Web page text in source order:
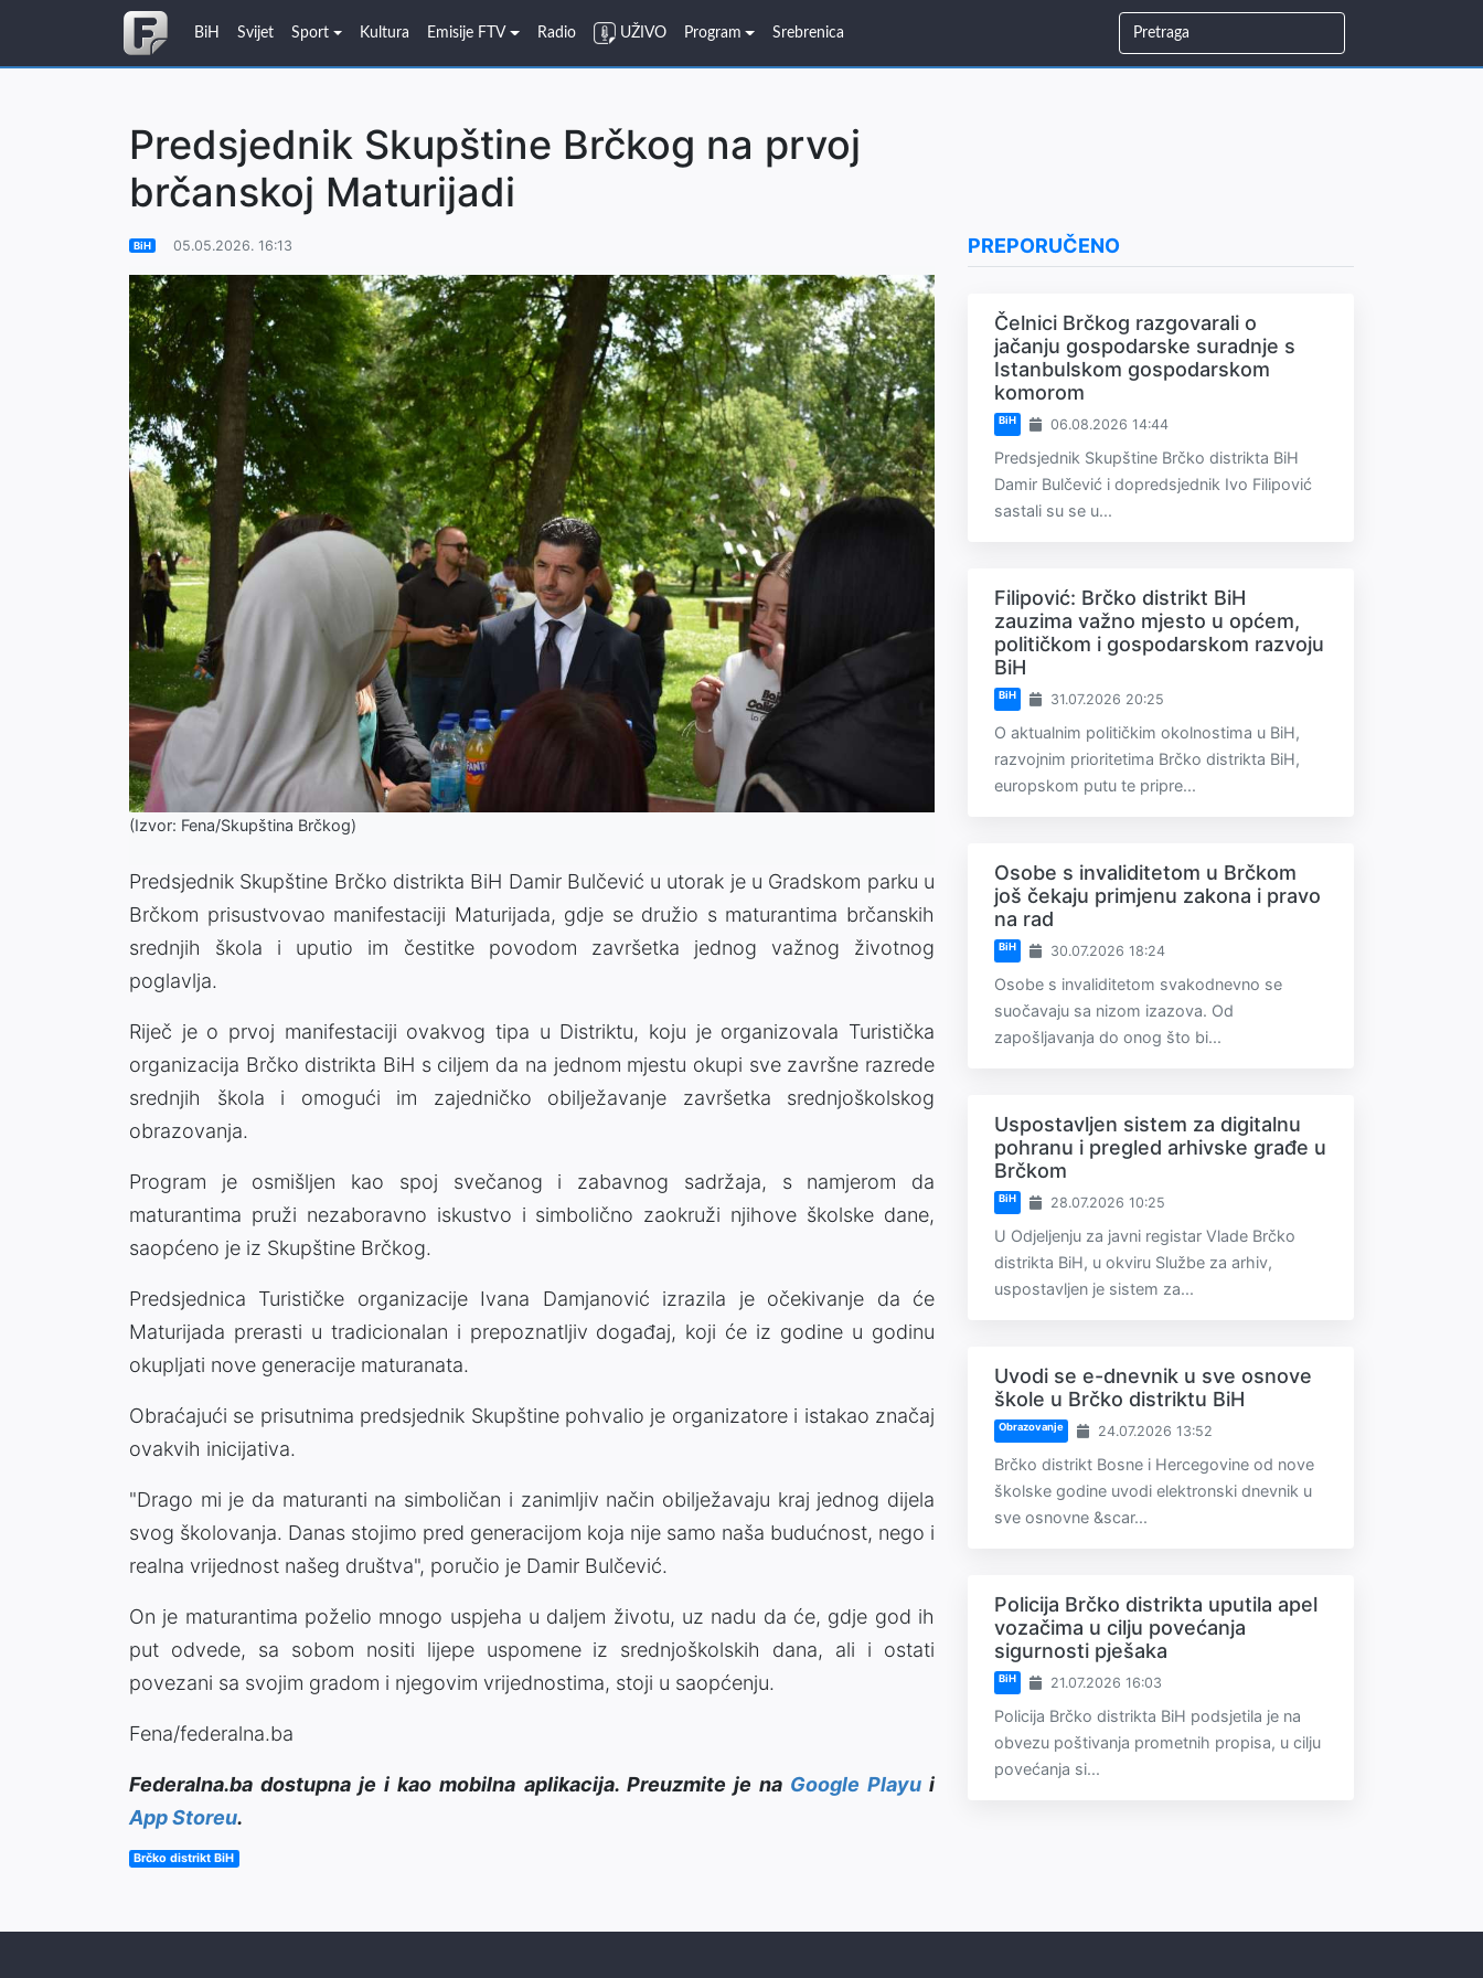
BiH Svijet Sport Kultura Emisije FTV Radio UŽIVO Program Srebrenica
Predsjednik Skupštine Brčkog na prvoj
brčanskoj Maturijadi
BiH 05.05.2026. 16:13
(Izvor: Fena/Skupština Brčkog)
Predsjednik Skupštine Brčko distrikta BiH Damir Bulčević u utorak je u Gradskom parku u
Brčkom prisustvovao manifestaciji Maturijada, gdje se družio s maturantima brčanskih
srednjih škola i uputio im čestitke povodom završetka jednog važnog životnog
poglavlja.
Riječ je o prvoj manifestaciji ovakvog tipa u Distriktu, koju je organizovala Turistička
organizacija Brčko distrikta BiH s ciljem da na jednom mjestu okupi sve završne razrede
srednjih škola i omogući im zajedničko obilježavanje završetka srednjoškolskog
obrazovanja.
Program je osmišljen kao spoj svečanog i zabavnog sadržaja, s namjerom da
maturantima pruži nezaboravno iskustvo i simbolično zaokruži njihove školske dane,
saopćeno je iz Skupštine Brčkog.
Predsjednica Turističke organizacije Ivana Damjanović izrazila je očekivanje da će
Maturijada prerasti u tradicionalan i prepoznatljiv događaj, koji će iz godine u godinu
okupljati nove generacije maturanata.
Obraćajući se prisutnima predsjednik Skupštine pohvalio je organizatore i istakao značaj
ovakvih inicijativa.
"Drago mi je da maturanti na simboličan i zanimljiv način obilježavaju kraj jednog dijela
svog školovanja. Danas stojimo pred generacijom koja nije samo naša budućnost, nego i
realna vrijednost našeg društva", poručio je Damir Bulčević.
On je maturantima poželio mnogo uspjeha u daljem životu, uz nadu da će, gdje god ih
put odvede, sa sobom nositi lijepe uspomene iz srednjoškolskih dana, ali i ostati
povezani sa svojim gradom i njegovim vrijednostima, stoji u saopćenju.
Fena/federalna.ba
Federalna.ba dostupna je i kao mobilna aplikacija. Preuzmite je na Google Playui
App Storeu.
Brčko distrikt BiH
PREPORUČENO
Čelnici Brčkog razgovarali o
jačanju gospodarske suradnje s
Istanbulskom gospodarskom
komorom
BiH 06.08.2026 14:44
Predsjednik Skupštine Brčko distrikta BiH
Damir Bulčević i dopredsjednik Ivo Filipović
sastali su se u...
Filipović: Brčko distrikt BiH
zauzima važno mjesto u općem,
političkom i gospodarskom razvoju
BiH
BiH 31.07.2026 20:25
O aktualnim političkim okolnostima u BiH,
razvojnim prioritetima Brčko distrikta BiH,
europskom putu te pripre...
Osobe s invaliditetom u Brčkom
još čekaju primjenu zakona i pravo
na rad
BiH 30.07.2026 18:24
Osobe s invaliditetom svakodnevno se
suočavaju sa nizom izazova. Od
zapošljavanja do onog što bi...
Uspostavljen sistem za digitalnu
pohranu i pregled arhivske građe u
Brčkom
BiH 28.07.2026 10:25
U Odjeljenju za javni registar Vlade Brčko
distrikta BiH, u okviru Službe za arhiv,
uspostavljen je sistem za...
Uvodi se e-dnevnik u sve osnove
škole u Brčko distriktu BiH
Obrazovanje 24.07.2026 13:52
Brčko distrikt Bosne i Hercegovine od nove
školske godine uvodi elektronski dnevnik u
sve osnovne &scar...
Policija Brčko distrikta uputila apel
vozačima u cilju povećanja
sigurnosti pješaka
BiH 21.07.2026 16:03
Policija Brčko distrikta BiH podsjetila je na
obvezu poštivanja prometnih propisa, u cilju
povećanja si...